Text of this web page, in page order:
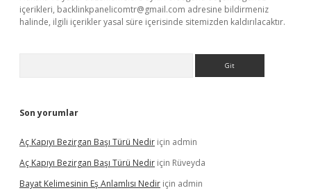
içerikleri, backlinkpanelicomtr@gmail.com adresine bildirmeniz
halinde, ilgili içerikler yasal süre içerisinde sitemizden kaldırılacaktır.
Son yorumlar
Aç Kapıyı Bezirgan Başı Türü Nedir için admin
Aç Kapıyı Bezirgan Başı Türü Nedir için Rüveyda
Bayat Kelimesinin Eş Anlamlısı Nedir için admin